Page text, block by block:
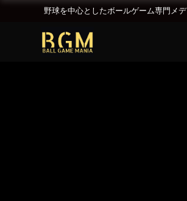
野球を中心としたボールゲーム専門メ